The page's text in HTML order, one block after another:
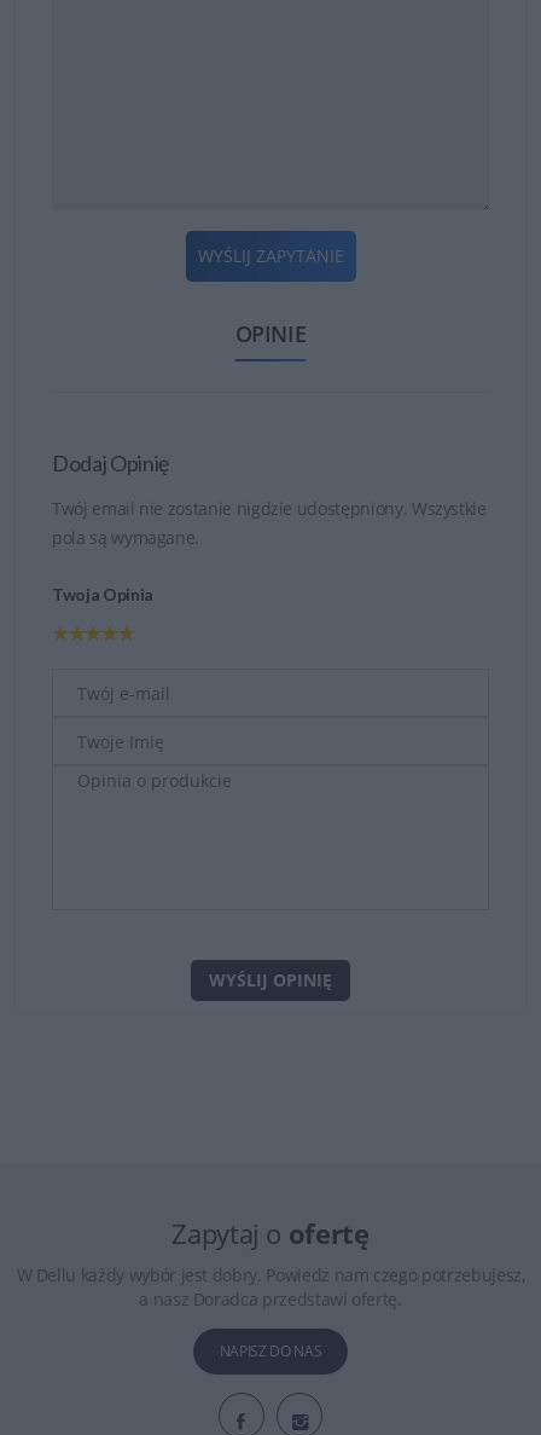
WYŚLIJ ZAPYTANIE
OPINIE
Dodaj Opinię
Twój email nie zostanie nigdzie udostępniony. Wszystkie
pola są wymagane.
Twoja Opinia
WYŚLIJ OPINIĘ
Zapytaj o ofertę
W Dellu każdy wybór jest dobry. Powiedz nam czego potrzebujesz,
a nasz Doradca przedstawi ofertę.
NAPISZ DO NAS